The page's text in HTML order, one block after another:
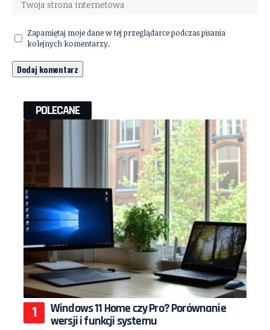
Zapamiętaj moje dane w tej przeglądarce podczas pisania
kolejnych komentarzy.
POLECANE
Windows 11 Home czy Pro? Porównanie
wersji i funkcji systemu